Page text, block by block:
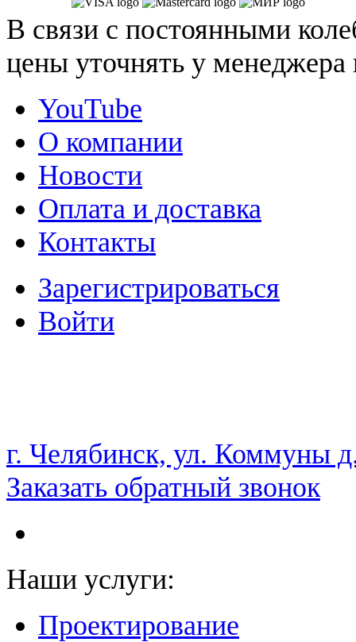
В связи с постоянными
цены уточнять у
YouTube
О компании
Новости
Оплата и доставка
Контакты
Зарегистрироваться
Войти
НАМ ДОВЕРЯЮТ С 2003 ГОДА
г. Челябинск, ул. Коммуны
Заказать обратный звонок
Наши услуги:
Проектирование